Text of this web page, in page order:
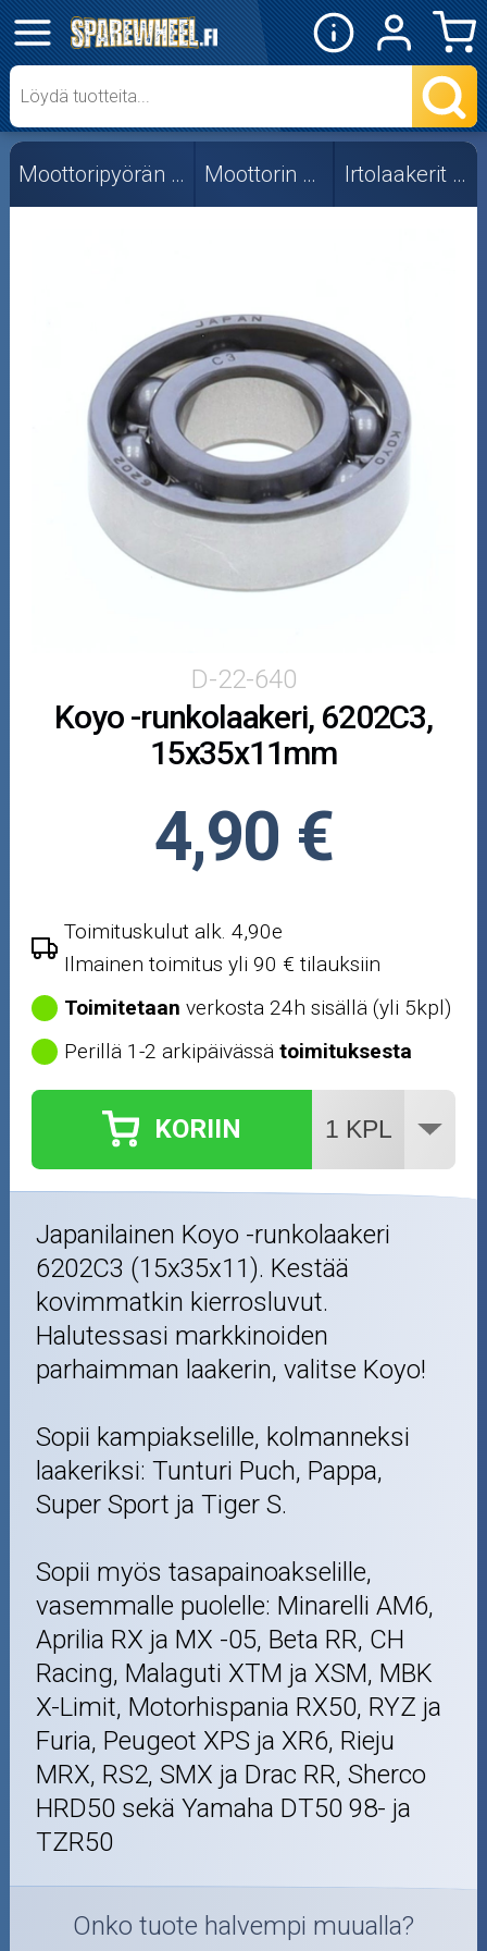
✕
Mopon osat
Skootterin osat
Crossipyörän osat
Moottorikelkan osat
Mopoauton osat
Mönkijän osat
Puutarha ja metsä
Ajovarusteet
Öljyt ja kemikaalit
Outlet-tuotteet
Moottoripyörän osat Moottorin osat Irtolaakerit (c3)
D-22-640
Koyo -runkolaakeri, 6202C3,
15x35x11mm
4,90 €
Toimituskulut alk. 4,90e
Ilmainen toimitus yli 90 € tilauksiin
Toimitetaan verkosta 24h sisällä (yli 5kpl)
Perillä 1-2 arkipäivässätoimituksesta
KORIIN
Japanilainen Koyo -runkolaakeri
6202C3 (15x35x11). Kestää
kovimmatkin kierrosluvut.
Halutessasi markkinoiden
parhaimman laakerin, valitse Koyo!
Sopii kampiakselille, kolmanneksi
laakeriksi: Tunturi Puch, Pappa,
Super Sport ja Tiger S.
Sopii myös tasapainoakselille,
vasemmalle puolelle: Minarelli AM6,
Aprilia RX ja MX -05, Beta RR, CH
Racing, Malaguti XTM ja XSM, MBK
X-Limit, Motorhispania RX50, RYZ ja
Furia, Peugeot XPS ja XR6, Rieju
MRX, RS2, SMX ja Drac RR, Sherco
HRD50 sekä Yamaha DT50 98- ja
TZR50
Onko tuote halvempi muualla?